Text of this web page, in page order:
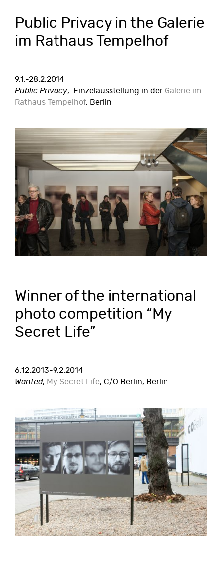
Public Privacy in the Galerie
im Rathaus Tempelhof
9.1.-28.2.2014
Public Privacy, Einzelausstellung in der Galerie im
Rathaus Tempelhof, Berlin
Winner of the international
photo competition “My
Secret Life”
6.12.2013-9.2.2014
Wanted, My Secret Life, C/O Berlin, Berlin